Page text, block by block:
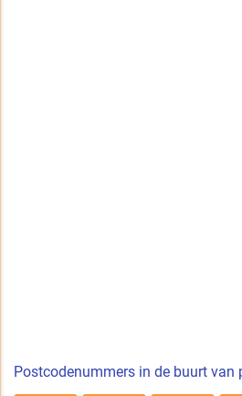
Postcodenummers in de buurt van